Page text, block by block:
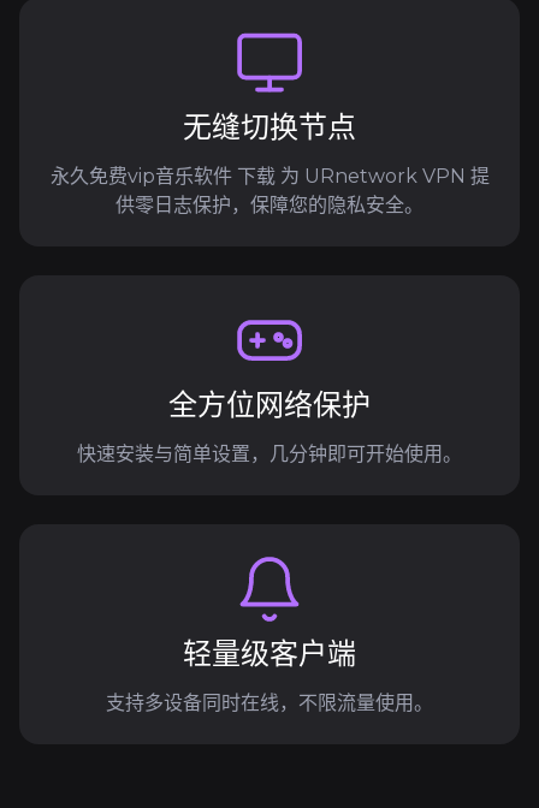
无缝切换节点
永久免费vip音乐软件 下载 为 URnetwork VPN 提
供零日志保护，保障您的隐私安全。
全方位网络保护
快速安装与简单设置，几分钟即可开始使用。
轻量级客户端
支持多设备同时在线，不限流量使用。